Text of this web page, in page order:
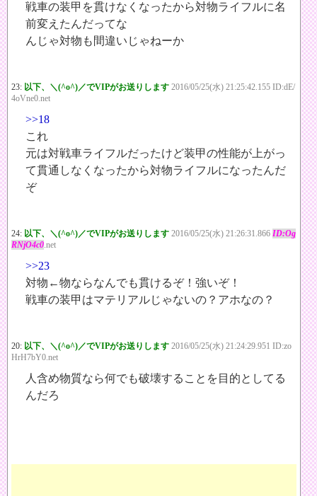
戦車の装甲を貫けなくなったから対物ライフルに名
前変えたんだってな
んじゃ対物も間違いじゃねーか
23: 以下、＼(^o^)／でVIPがお送りします 2016/05/25(水) 21:25:42.155 ID:dE/
4oVne0.net
>>18
これ
元は対戦車ライフルだったけど装甲の性能が上がっ
て貫通しなくなったから対物ライフルになったんだ
ぞ
24: 以下、＼(^o^)／でVIPがお送りします 2016/05/25(水) 21:26:31.866 ID:Og
RNjO4c0.net
>>23
対物←物ならなんでも貫けるぞ！強いぞ！
戦車の装甲はマテリアルじゃないの？アホなの？
20: 以下、＼(^o^)／でVIPがお送りします 2016/05/25(水) 21:24:29.951 ID:zo
HrH7bY0.net
人含め物質なら何でも破壊することを目的としてる
んだろ